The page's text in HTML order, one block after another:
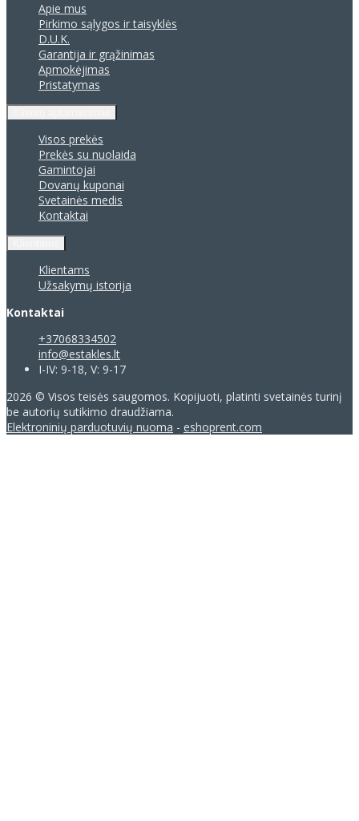
Apie mus
Pirkimo sąlygos ir taisyklės
D.U.K.
Garantija ir grąžinimas
Apmokėjimas
Pristatymas
Visos prekės
Prekės su nuolaida
Gamintojai
Dovanų kuponai
Svetainės medis
Kontaktai
Klientams
Užsakymų istorija
Kontaktai
+37068334502
info@estakles.lt
I-IV: 9-18, V: 9-17
2026 © Visos teisės saugomos. Kopijuoti, platinti svetainės turinį
be autorių sutikimo draudžiama.
Elektroninių parduotuvių nuoma - eshoprent.com